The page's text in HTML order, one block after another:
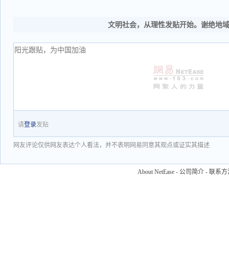
文明社会，从理性发贴开始。谢绝地
请登录发贴
网友评论仅供网友表达个人看法，并不表明网易同意其观点或证实其描述
About NetEase - 公司简介 - 联系方